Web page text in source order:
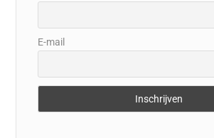
E-mail